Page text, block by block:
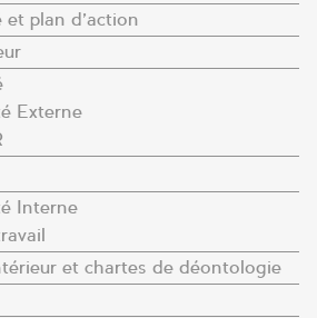
et plan d’action
Externe
Interne
et chartes de déontologie